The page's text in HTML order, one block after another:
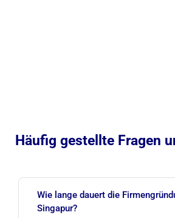
Häufig gestellte Fragen
Wie lange dauert die
Singapur?